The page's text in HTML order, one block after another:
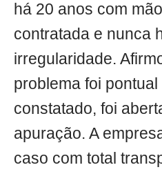
há 20 anos com
contratada e nunca
irregularidade.
problema foi pontual
constatado, foi
apuração. A
caso com total